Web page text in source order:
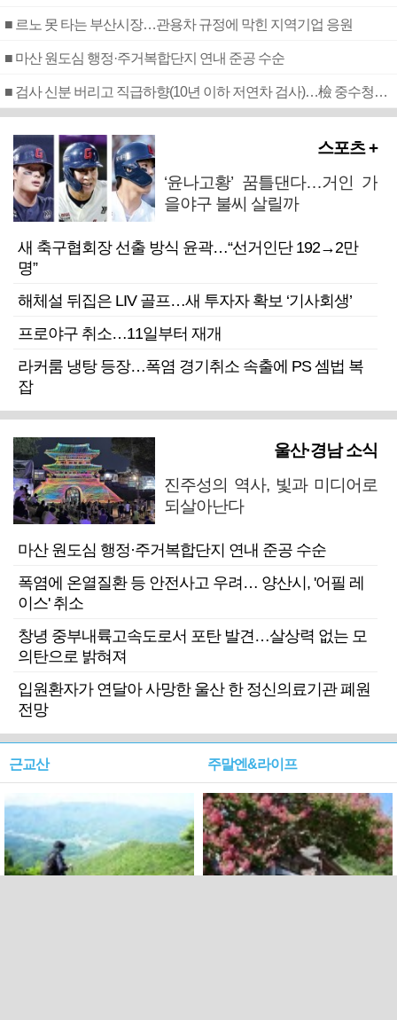
■ 르노 못 타는 부산시장…관용차 규정에 막힌 지역기업 응원
■ 마산 원도심 행정·주거복합단지 연내 준공 수순
■ 검사 신분 버리고 직급하향(10년 이하 저연차 검사)…檢 중수청행 기피
스포츠 +
‘윤나고황’ 꿈틀댄다…거인 가
을야구 불씨 살릴까
새 축구협회장 선출 방식 윤곽…“선거인단 192→2만
명”
해체설 뒤집은 LIV 골프…새 투자자 확보 ‘기사회생’
프로야구 취소…11일부터 재개
라커룸 냉탕 등장…폭염 경기취소 속출에 PS 셈법 복
잡
울산·경남 소식
진주성의 역사, 빛과 미디어로
되살아난다
마산 원도심 행정·주거복합단지 연내 준공 수순
폭염에 온열질환 등 안전사고 우려… 양산시, '어필 레
이스' 취소
창녕 중부내륙고속도로서 포탄 발견…살상력 없는 모
의탄으로 밝혀져
입원환자가 연달아 사망한 울산 한 정신의료기관 폐원
전망
근교산 주말엔&라이프